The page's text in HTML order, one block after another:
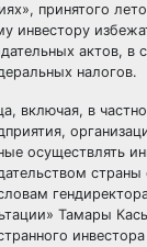
принятого
инвестору
актов, в
налогов.
включая, в
осуществлять
страны
Тамары